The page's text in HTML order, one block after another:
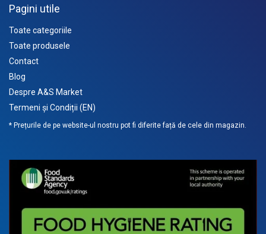
Pagini utile
Toate categoriile
Toate produsele
Contact
Blog
Despre A&S Market
Termeni și Condiții (EN)
* Prețurile de pe website-ul nostru pot fi diferite față de cele din magazin.